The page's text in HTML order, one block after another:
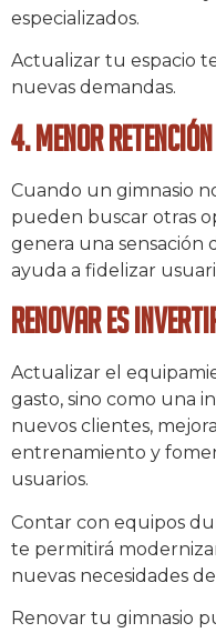
especializados.
Actualizar tu espacio
nuevas demandas.
4. Menor
Cuando un gimnasio
pueden buscar otras
genera una sensación
ayuda a fidelizar
Renovar es
Actualizar el
gasto, sino como una
nuevos clientes,
entrenamiento y
usuarios.
Contar con equipos
te permitirá
nuevas necesidades
Renovar tu gimnasio